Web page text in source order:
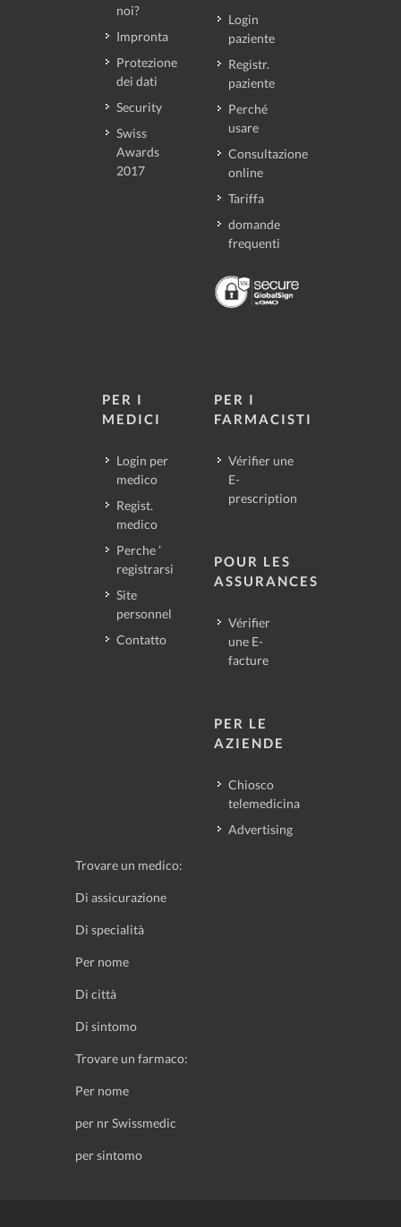
noi?
Impronta
Protezione
dei dati
Security
Swiss
Awards
2017
Login
paziente
Registr.
paziente
Perché
usare
Consultazione
online
Tariffa
domande
frequenti
PER I
MEDICI
Login per
medico
Regist.
medico
Perche ’
registrarsi
Site
personnel
Contatto
PER I
FARMACISTI
Vérifier une
E-
prescription
POUR LES
ASSURANCES
Vérifier
une E-
facture
PER LE
AZIENDE
Chiosco
telemedicina
Advertising
Trovare un medico:
Di assicurazione
Di specialità
Per nome
Di città
Di sintomo
Trovare un farmaco:
Per nome
per nr Swissmedic
per sintomo